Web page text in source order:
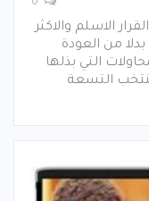
الاسلم والاكثر
من العودة
التي بذلها
التسعة